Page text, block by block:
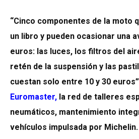
“Cinco componentes de la moto
un libro y pueden ocasionar una
euros: las luces, los filtros del
retén de la suspensión y las
cuestan solo entre 10 y 30
Euromaster, la red de talleres
neumáticos, mantenimiento
vehículos impulsada por Michelin.